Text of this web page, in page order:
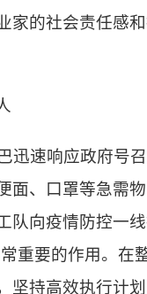
家的社会责任感
迅速响应政府号
面、口罩等急需
队向疫情防控一
重要的作用。在
坚持高效执行计